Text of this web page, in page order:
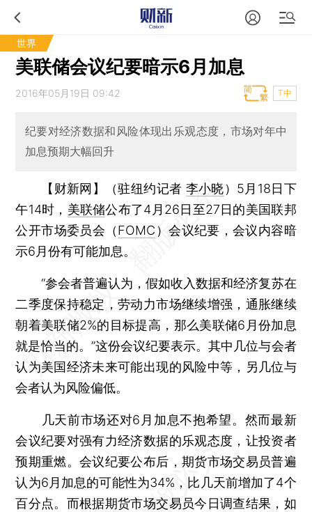
世界
美联储会议纪要暗示6月加息
2016年05月19日 09:42 T中
纪要对经济数据和风险体现出乐观态度，市场对年中
加息预期大幅回升
【财新网】（驻纽约记者 李小晓） 5月18日下
午14时， 美联储公布了4月26日至27日的美国联邦
公开市场委员会（FOMC ）会议纪要，会议内容暗
示6月份有可能加息。
“参会者普遍认为，假如收入数据和经济复苏在
二季度保持稳定，劳动力市场继续增强，通胀继续
朝着美联储2%的目标提高，那么美联储6月份加息
就是恰当的。”这份会议纪要表示。其中几位与会者
认为美国经济未来可能出现的风险中等，另几位与
会者认为风险偏低。
几天前市场还对6月加息不抱希望。然而最新
会议纪要对强有力经济数据的乐观态度，让投资者
预期重燃。会议纪要公布后，期货市场交易员普遍
认为6月加息的可能性为34%，比几天前增加了4个
百分点。而根据期货市场交易员今日调查结果，如